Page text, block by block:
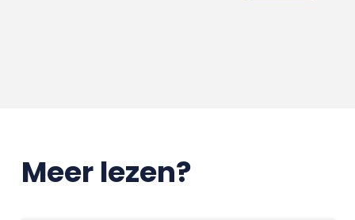
Meer lezen?